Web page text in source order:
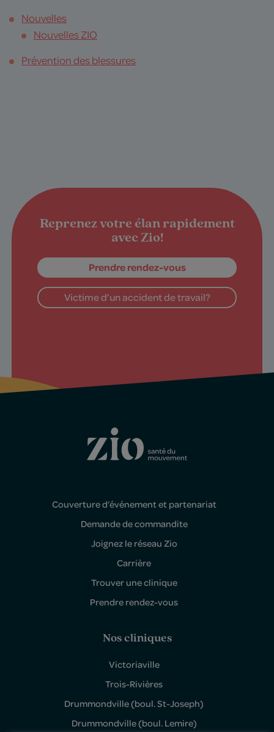
Nouvelles
Nouvelles ZIO
Prévention des blessures
Reprenez votre élan rapidement
avec Zio!
Prendre rendez-vous
Victime d’un accident de travail?
Couverture d’événement et partenariat
Demande de commandite
Joignez le réseau Zio
Carrière
Trouver une clinique
Prendre rendez-vous
Nos cliniques
Victoriaville
Trois-Rivières
Drummondville (boul. St-Joseph)
Drummondville (boul. Lemire)